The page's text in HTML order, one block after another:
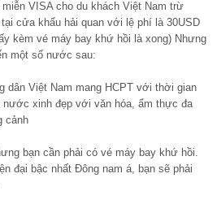
VISA cho du khách Việt Nam trừ
cửa khẩu hải quan với lệ phí là 30USD
kèm vé máy bay khứ hồi là xong) Nhưng
một số nước sau:
dân Việt Nam mang HCPT với thời gian
nước xinh đẹp với văn hóa, ẩm thực đa
cảnh
bạn cần phải có vé máy bay khứ hồi.
đại bậc nhất Đông nam á, bạn sẽ phải